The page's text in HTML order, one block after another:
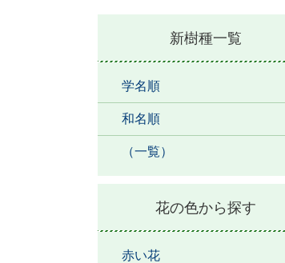
新樹種一覧
学名順
和名順
（一覧）
花の色から探す
赤い花